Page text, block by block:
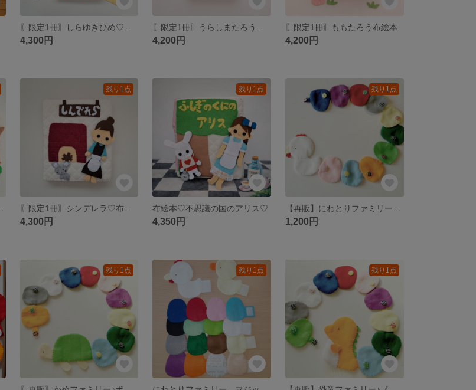
4,300円 4,200円
〖限定1冊〗ももたろう布絵本
4,200円
残り1点
〖限定1冊〗シンデレラ♡布絵本
4,300円
残り1点
布絵本♡不思議の国のアリス♡
4,350円
残り1点
1,200円
残り1点 残り1点 残り1点